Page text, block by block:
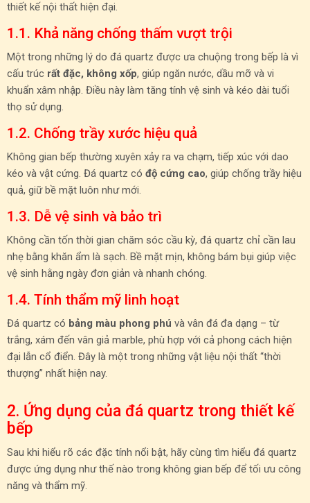
thiết kế nội thất hiện đại.
1.1. Khả năng chống thấm vượt trội
Một trong những lý do đá quartz được ưa chuộng trong bếp là vì
cấu trúc rất đặc, không xốp, giúp ngăn nước, dầu mỡ và vi
khuẩn xâm nhập. Điều này làm tăng tính vệ sinh và kéo dài tuổi
thọ sử dụng.
1.2. Chống trầy xước hiệu quả
Không gian bếp thường xuyên xảy ra va chạm, tiếp xúc với dao
kéo và vật cứng. Đá quartz có độ cứng cao, giúp chống trầy hiệu
quả, giữ bề mặt luôn như mới.
1.3. Dễ vệ sinh và bảo trì
Không cần tốn thời gian chăm sóc cầu kỳ, đá quartz chỉ cần lau
nhẹ bằng khăn ẩm là sạch. Bề mặt mịn, không bám bụi giúp việc
vệ sinh hằng ngày đơn giản và nhanh chóng.
1.4. Tính thẩm mỹ linh hoạt
Đá quartz có bảng màu phong phú và vân đá đa dạng – từ
trắng, xám đến vân giả marble, phù hợp với cả phong cách hiện
đại lẫn cổ điển. Đây là một trong những vật liệu nội thất “thời
thượng” nhất hiện nay.
2. Ứng dụng của đá quartz trong thiết kế
bếp
Sau khi hiểu rõ các đặc tính nổi bật, hãy cùng tìm hiểu đá quartz
được ứng dụng như thế nào trong không gian bếp để tối ưu công
năng và thẩm mỹ.